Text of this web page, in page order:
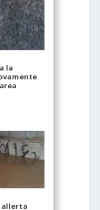
la
allerta